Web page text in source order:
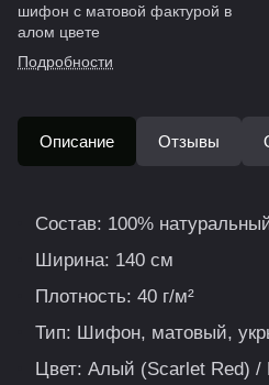
шифон с матовой фактурой в
алом цвете
Подробности
Описание Отзывы
Состав: 100%
Ширина: 140 см
Плотность: 40 г/м²
Тип: Шифон, матовый,
Цвет: Алый (Scarlet Red)